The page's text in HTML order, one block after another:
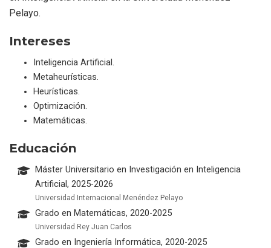
Pelayo.
Intereses
Inteligencia Artificial.
Metaheurísticas.
Heurísticas.
Optimización.
Matemáticas.
Educación
Máster Universitario en Investigación en Inteligencia
Artificial, 2025-2026
Universidad Internacional Menéndez Pelayo
Grado en Matemáticas, 2020-2025
Universidad Rey Juan Carlos
Grado en Ingeniería Informática, 2020-2025